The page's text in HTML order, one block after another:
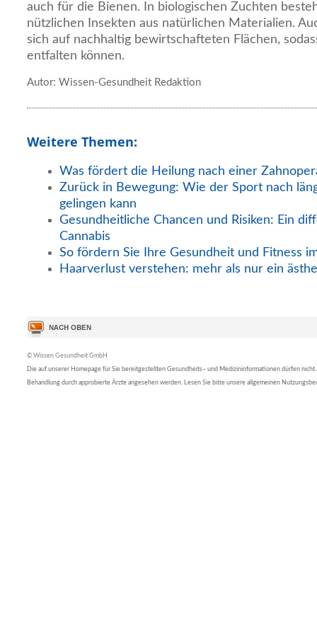
auch für die Bienen. In biologischen Zuchten
nützlichen Insekten aus natürlichen Materialien.
sich auf nachhaltig bewirtschafteten Flächen,
entfalten können.
Autor: Wissen-Gesundheit Redaktion
Weitere Themen:
Was fördert die Heilung nach einer
Zurück in Bewegung: Wie der Sport nach
gelingen kann
Gesundheitliche Chancen und Risiken: Ein
Cannabis
So fördern Sie Ihre Gesundheit und Fitness
Haarverlust verstehen: mehr als nur ein
© Wissen Gesundheit GmbH
Die auf unserer Homepage für Sie bereitgestellten Gesundheits– und Medizininformationen dürfen nicht
Behandlung durch approbierte Ärzte angesehen werden. Lesen Sie bitte unsere allgemeinen